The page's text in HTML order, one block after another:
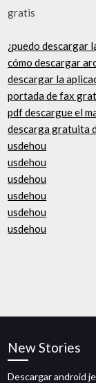
gratis
¿puedo descargar
cómo descargar
descargar la
portada de fax
pdf descargue el
descarga gratuita
usdehou
usdehou
usdehou
usdehou
usdehou
usdehou
New Stories
Descargar android